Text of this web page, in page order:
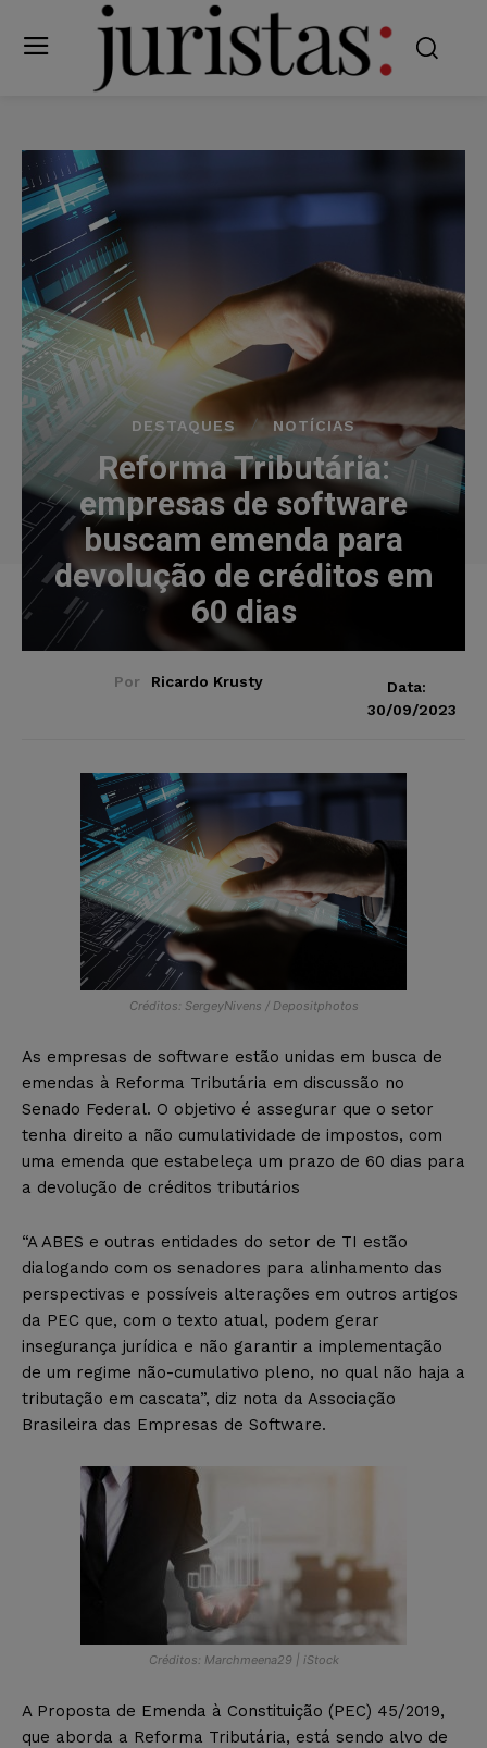
DESTAQUES NOTÍCIAS
Reforma Tributária:
empresas de software
buscam emenda para
devolução de créditos em
60 dias
Por Ricardo Krusty
Data:
30/09/2023
Créditos: SergeyNivens / Depositphotos
As empresas de software estão unidas em busca de
emendas à Reforma Tributária em discussão no
Senado Federal. O objetivo é assegurar que o setor
tenha direito a não cumulatividade de impostos, com
uma emenda que estabeleça um prazo de 60 dias para
a devolução de créditos tributários
“A ABES e outras entidades do setor de TI estão
dialogando com os senadores para alinhamento das
perspectivas e possíveis alterações em outros artigos
da PEC que, com o texto atual, podem gerar
insegurança jurídica e não garantir a implementação
de um regime não-cumulativo pleno, no qual não haja a
tributação em cascata”, diz nota da Associação
Brasileira das Empresas de Software.
Créditos: Marchmeena29 | iStock
A Proposta de Emenda à Constituição (PEC) 45/2019,
que aborda a Reforma Tributária, está sendo alvo de